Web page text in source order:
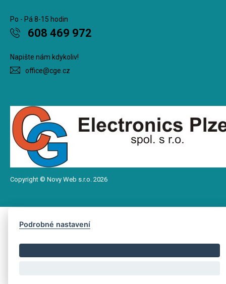
Po - Pá 8-15 hodin
608 469 972
Napište nám kdykoliv!
office@cge.cz
Copyright © Novy Web s.r.o. 2026
Podrobné nastavení